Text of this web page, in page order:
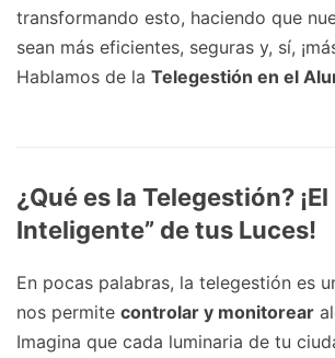
transformando esto, haciendo que
sean más eficientes, seguras y, sí,
Hablamos de la Telegestión en el
¿Qué es la Telegestión?
Inteligente” de tus Luces!
En pocas palabras, la telegestión es
nos permite controlar y monitorear
Imagina que cada luminaria de tu